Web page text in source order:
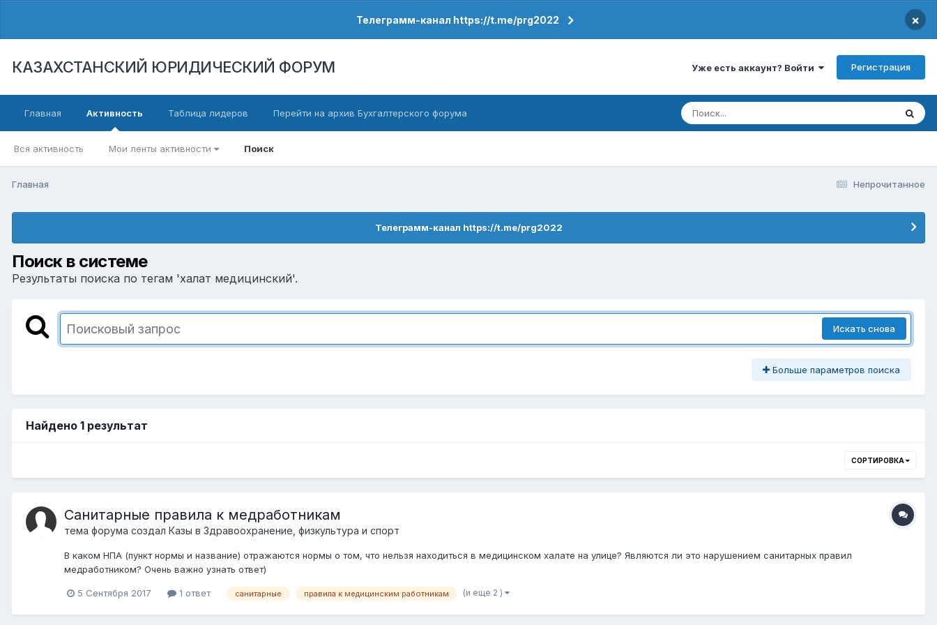
Телеграмм-канал https://t.me/prg2022 ×
КАЗАХСТАНСКИЙ ЮРИДИЧЕСКИЙ ФОРУМ Уже есть аккаунт? Войти Регистрация
Главная Активность
Вся активность Мои ленты активности Поиск
Таблица лидеров Перейти на архив Бухгалтерского форума
Непрочитанное
Главная
Телеграмм-канал https://t.me/prg2022
Поиск в системе
Результаты поиска по тегам 'халат медицинский'.
Искать снова
Больше параметров поиска
Найдено 1 результат
СОРТИРОВКА
Санитарные правила к медработникам
тема форума создал Казы в Здравоохранение, физкультура и спорт
В каком НПА (пункт нормы и название) отражаются нормы о том, что нельзя находиться в медицинском халате на улице? Являются ли это нарушением санитарных правил
медработником? Очень важно узнать ответ)
5 Сентября 2017 1 ответ санитарные правила к медицинским работникам (и еще 2 )